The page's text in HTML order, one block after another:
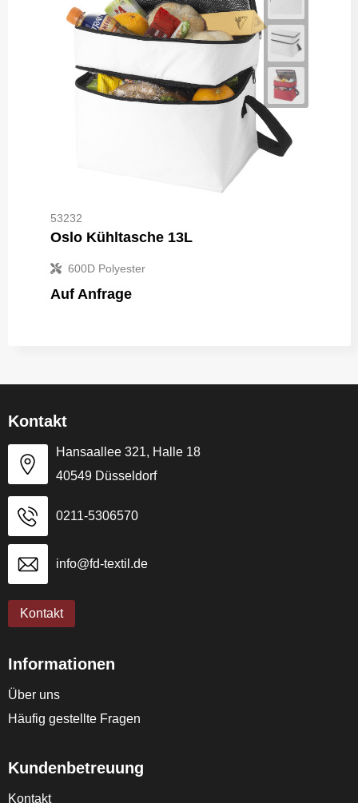
53232
Oslo Kühltasche 13L
600D Polyester
Auf Anfrage
Kontakt
Hansaallee 321, Halle 18
40549 Düsseldorf
0211-5306570
info@fd-textil.de
Kontakt
Informationen
Über uns
Häufig gestellte Fragen
Kundenbetreuung
Kontakt